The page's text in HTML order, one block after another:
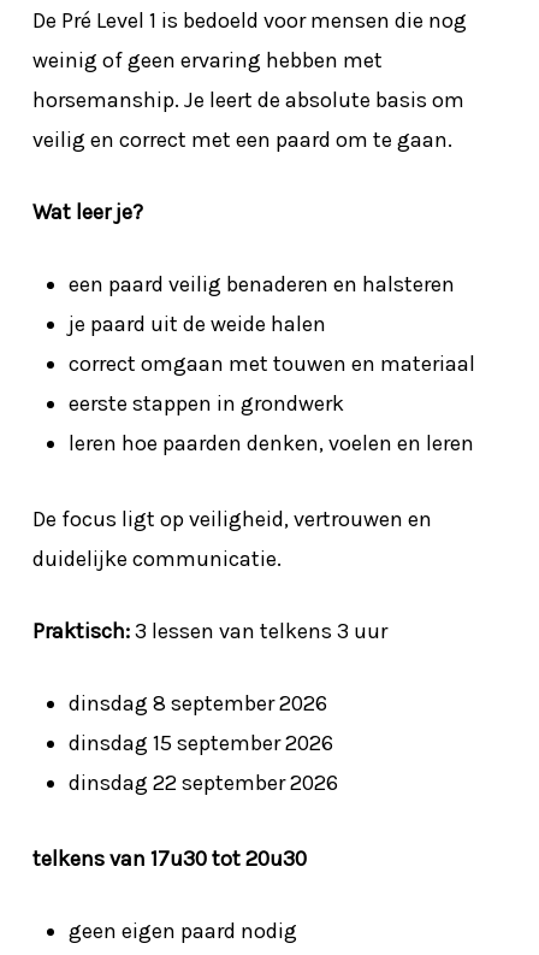
De Pré Level 1 is bedoeld voor mensen die nog
weinig of geen ervaring hebben met
horsemanship. Je leert de absolute basis om
veilig en correct met een paard om te gaan.
Wat leer je?
een paard veilig benaderen en halsteren
je paard uit de weide halen
correct omgaan met touwen en materiaal
eerste stappen in grondwerk
leren hoe paarden denken, voelen en leren
De focus ligt op veiligheid, vertrouwen en
duidelijke communicatie.
Praktisch:3 lessen van telkens 3 uur
dinsdag 8 september 2026
dinsdag 15 september 2026
dinsdag 22 september 2026
telkens van 17u30 tot 20u30
geen eigen paard nodig